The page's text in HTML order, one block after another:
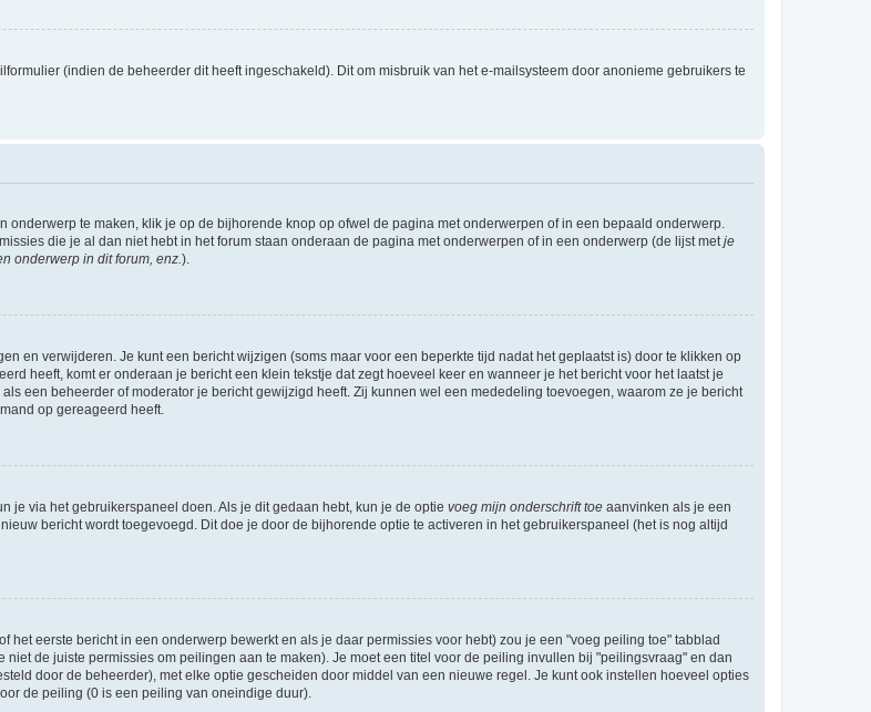
(indien de beheerder dit heeft ingeschakeld). Dit om misbruik van het e-mailsysteem door anonieme gebruikers te
te maken, klik je op de bijhorende knop op ofwel de pagina met onderwerpen of in een bepaald onderwerp.
die je al dan niet hebt in het forum staan onderaan de pagina met onderwerpen of in een onderwerp (de lijst metje
onderwerp in dit forum, enz.).
en verwijderen. Je kunt een bericht wijzigen (soms maar voor een beperkte tijd nadat het geplaatst is) door te klikken op
heeft, komt er onderaan je bericht een klein tekstje dat zegt hoeveel keer en wanneer je het bericht voor het laatst je
een beheerder of moderator je bericht gewijzigd heeft. Zij kunnen wel een mededeling toevoegen, waarom ze je bericht
op gereageerd heeft.
je via het gebruikerspaneel doen. Als je dit gedaan hebt, kun je de optie voeg mijn onderschrift toe aanvinken als je een
bericht wordt toegevoegd. Dit doe je door de bijhorende optie te activeren in het gebruikerspaneel (het is nog altijd
eerste bericht in een onderwerp bewerkt en als je daar permissies voor hebt) zou je een "voeg peiling toe" tabblad
de juiste permissies om peilingen aan te maken). Je moet een titel voor de peiling invullen bij "peilingsvraag" en dan
door de beheerder), met elke optie gescheiden door middel van een nieuwe regel. Je kunt ook instellen hoeveel opties
de peiling (0 is een peiling van oneindige duur).